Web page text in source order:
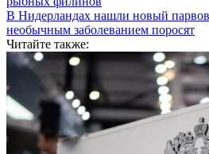
В Нидерландах нашли новый
необычным заболеванием поросят
Читайте также: